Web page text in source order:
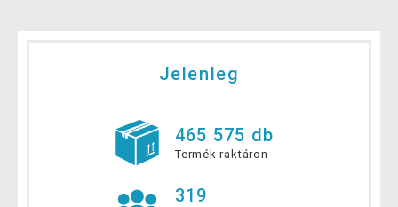
Jelenleg
465 575 db
Termék raktáron
319